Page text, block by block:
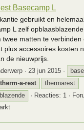
Basecamp L
gebruikt en
L zelf
twee matten te verbinden
plus accessoires kosten
de nieuwprijs.
23 jun 2015
therm-a-rest
thermarest
Reacties: 1